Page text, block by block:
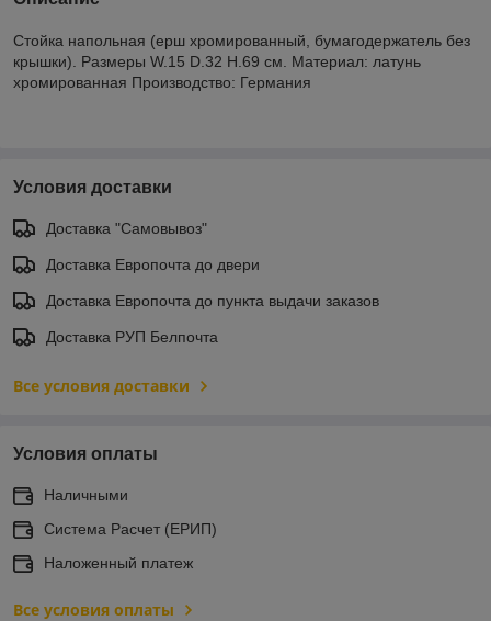
Стойка напольная (ерш хромированный, бумагодержатель без
крышки). Размеры W.15 D.32 H.69 см. Материал: латунь
хромированная Производство: Германия
Условия доставки
Доставка "Самовывоз"
Доставка Европочта до двери
Доставка Европочта до пункта выдачи заказов
Доставка РУП Белпочта
Все условия доставки
Условия оплаты
Наличными
Система Расчет (ЕРИП)
Наложенный платеж
Все условия оплаты